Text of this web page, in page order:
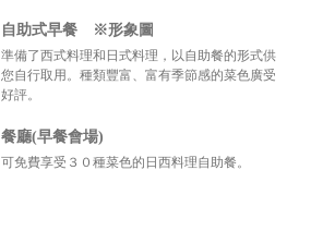
自助式早餐 ※形象圖
準備了西式料理和日式料理，以自助餐的形式供
您自行取用。種類豐富、富有季節感的菜色廣受
好評。
餐廳(早餐會場)
可免費享受３０種菜色的日西料理自助餐。